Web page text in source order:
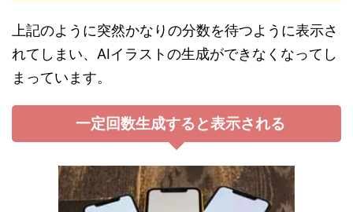
上記のように突然かなりの分数を待つように表示さ
れてしまい、AIイラストの生成ができなくなってし
まっています。
一定回数生成すると表示される